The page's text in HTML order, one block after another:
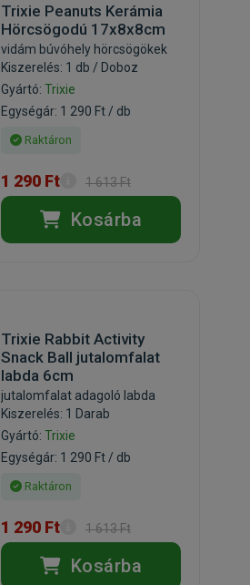
Trixie Peanuts Kerámia
Hörcsögodú 17x8x8cm
vidám búvóhely hörcsögökek
Kiszerelés: 1 db / Doboz
Gyártó: Trixie
Egységár: 1 290 Ft / db
Raktáron
1 290 Ft 1 613 Ft
Kosárba
Trixie Rabbit Activity
Snack Ball jutalomfalat
labda 6cm
jutalomfalat adagoló labda
Kiszerelés: 1 Darab
Gyártó: Trixie
Egységár: 1 290 Ft / db
Raktáron
1 290 Ft 1 613 Ft
Kosárba